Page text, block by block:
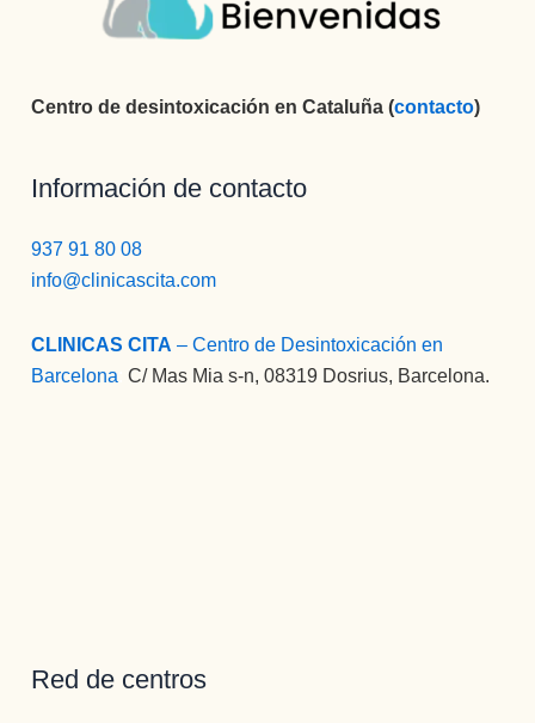
Centro de desintoxicación en Cataluña (contacto)
Información de contacto
937 91 80 08
info@clinicascita.com
CLINICAS CITA – Centro de Desintoxicación en
Barcelona :C/ Mas Mia s-n, 08319 Dosrius, Barcelona.
Red de centros